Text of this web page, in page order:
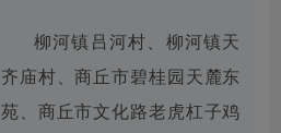
柳河镇吕河村、柳河镇天
齐庙村、商丘市碧桂园天麓东
苑、商丘市文化路老虎杠子鸡